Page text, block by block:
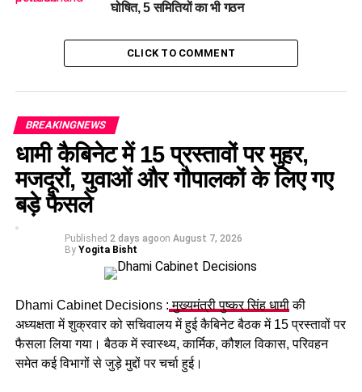
घोषित, 5 समितियों का भी गठन
CLICK TO COMMENT
BREAKINGNEWS
धामी कैबिनेट में 15 प्रस्तावों पर मुहर,
मजदूरों, युवाओं और गौपालकों के लिए गए
बड़े फैसले
Published 2 days agoon August 7, 2026
By Yogita Bisht
Dhami Cabinet Decisions : मुख्यमंत्री पुष्कर सिंह धामीकी
अध्यक्षता में शुक्रवार को सचिवालय में हुई कैबिनेट बैठक में 15 प्रस्तावों पर
फैसला लिया गया। बैठक में स्वास्थ्य, कार्मिक, कौशल विकास, परिवहन
समेत कई विभागों से जुड़े मुद्दों पर चर्चा हुई।